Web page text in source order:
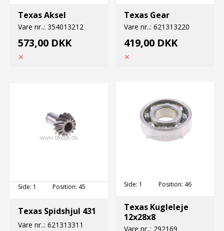
Texas Aksel
Vare nr..: 354013212
573,00 DKK
Texas Gear
Vare nr..: 621313220
419,00 DKK
Side: 1 Position: 45
Texas Spidshjul 431
Vare nr..: 621313311
Side: 1 Position: 46
Texas Kugleleje
12x28x8
Vare nr..: 292169